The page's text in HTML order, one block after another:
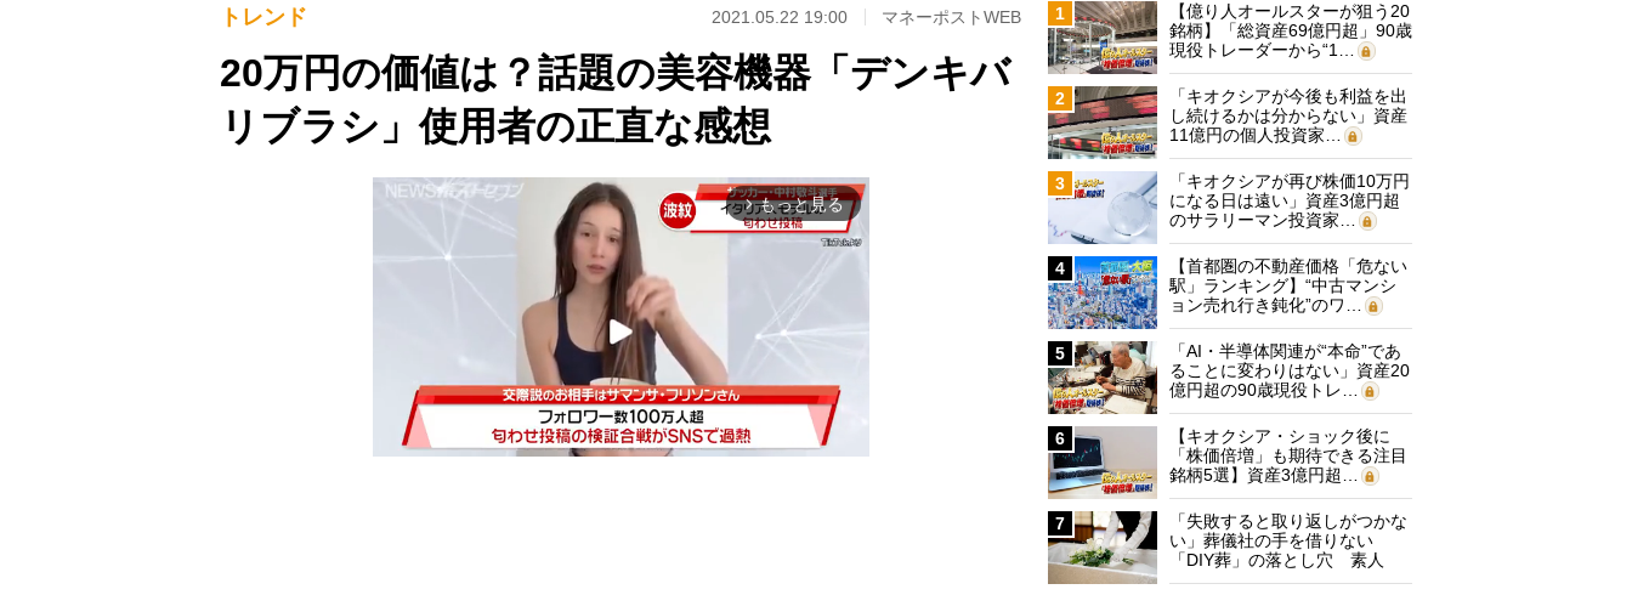
トレンド 2021.05.22 19:00 マネーポストWEB
20万円の価値は？話題の美容機器「デンキバ
リブラシ」使用者の正直な感想
arrow_forward_ios もっと見る
1
【億り人オールスターが狙う20
銘柄】「総資産69億円超」90歳
現役トレーダーから“1…
2
「キオクシアが今後も利益を出
し続けるかは分からない」資産
11億円の個人投資家…
3
「キオクシアが再び株価10万円
になる日は遠い」資産3億円超
のサラリーマン投資家…
4
【首都圏の不動産価格「危ない
駅」ランキング】“中古マンシ
ョン売れ行き鈍化”のワ…
5
「AI・半導体関連が“本命”であ
ることに変わりはない」資産20
億円超の90歳現役トレ…
6
【キオクシア・ショック後に
「株価倍増」も期待できる注目
銘柄5選】資産3億円超…
7
「失敗すると取り返しがつかな
い」葬儀社の手を借りない
「DIY葬」の落とし穴 素人
に…